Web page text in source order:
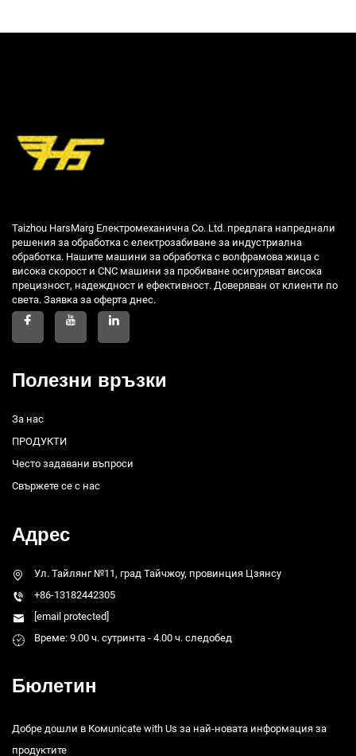
Taizhou HarsMarg Електромеханична Co. Ltd. предлага напреднали
решения за обработка с електрозабиване за индустриална
обработка. Нашите машини за обработка с волфрамова жица с
висока скорост и CNC машини за пробиване осигуряват висока
прецизност, надеждност и ефективност. Доверяван от клиенти по
света. Заявка за оферта днес.
Полезни връзки
За нас
ПРОДУКТИ
Често задавани въпроси
Свържете се с нас
Адрес
Ул. Тайлянг №11, град Тайчжоу, провинция Цзянсу
+86-13182442305
[email protected]
Време: 9.00 ч. сутринта - 4.00 ч. следобед
Бюлетин
Добре дошли в Комunicate with Us за най-новата информация за
продуктите